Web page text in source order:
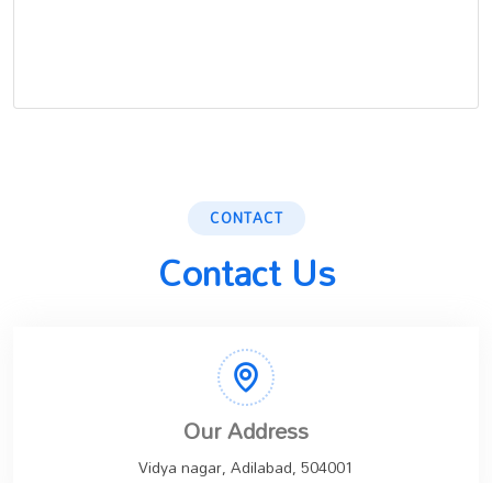
CONTACT
Contact Us
Our Address
Vidya nagar, Adilabad, 504001